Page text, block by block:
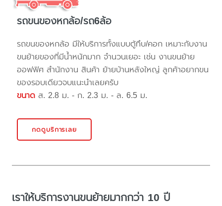
รถขนของหกล้อ/รถ6ล้อ
รถขนของหกล้อ มีให้บริการทั้งแบบตู้ทึบ/คอก เหมาะกับงาน
ขนย้ายของที่มีน้ำหนักมาก จำนวนเยอะ เช่น งานขนย้าย
ออฟฟิศ สำนักงาน สินค้า ย้ายบ้านหลังใหญ่ ลูกค้าอยากขน
ของรอบเดียวจบแนะนำเลยครับ
ขนาด ส. 2.8 ม. - ก. 2.3 ม. - ล. 6.5 ม.
กดดูบริการเลย
เราให้บริการงานขนย้ายมากกว่า 10 ปี